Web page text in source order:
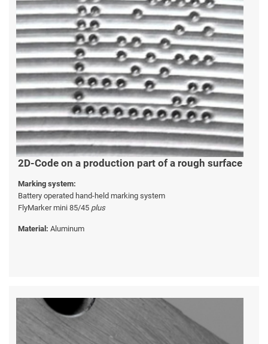
2D-Code on a production part of a rough surface
Marking system:
Battery operated hand-held marking system
FlyMarker mini 85/45 plus
Material: Aluminum